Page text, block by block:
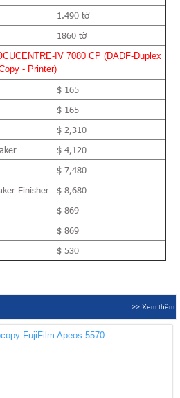
1.490 tờ
1860 tờ
IV 7080 CP (DADF-Duplex
- Printer)
$ 165
$ 165
$ 2,310
$ 4,120
$ 7,480
Finisher
$ 8,680
$ 869
$ 869
$ 530
>> Xem thêm